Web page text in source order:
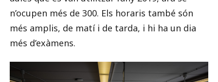
n’ocupen més de 300. Els horaris també són
més amplis, de matí i de tarda, i hi ha un dia
més d’exàmens.